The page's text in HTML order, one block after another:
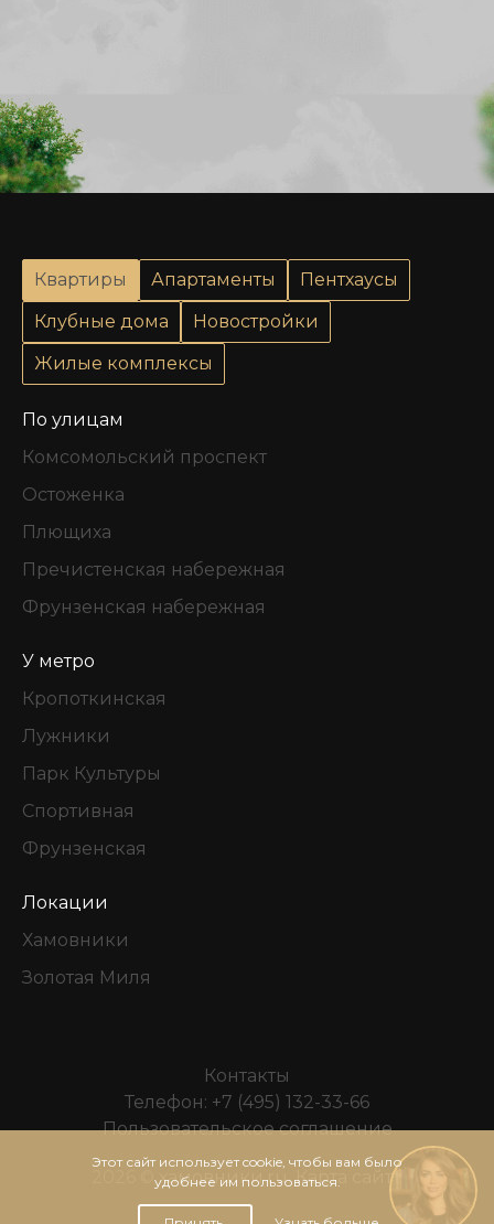
Квартиры Апартаменты
Пентхаусы
Клубные дома
Новостройки
Жилые комплексы
По улицам
Комсомольский проспект
Остоженка
Плющиха
Пречистенская набережная
Фрунзенская набережная
У метро
Кропоткинская
Лужники
Парк Культуры
Спортивная
Фрунзенская
Локации
Хамовники
Золотая Миля
Контакты
Телефон: +7 (495) 132-33-66
Пользовательское соглашение
2026 ©хамовники.ru.Карта сайта
Этот сайт использует cookie, чтобы вам было
удобнее им пользоваться.